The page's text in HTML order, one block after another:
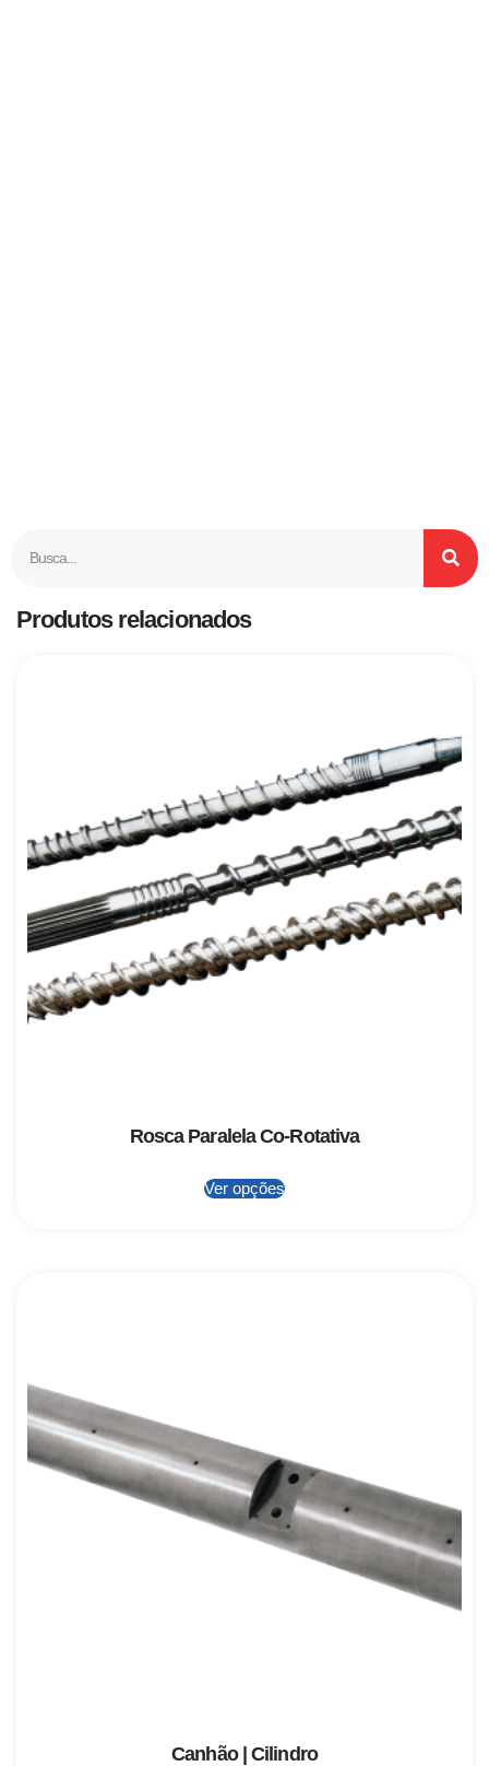
Produtos relacionados
Rosca Paralela Co-Rotativa
Ver opções
Canhão | Cilindro